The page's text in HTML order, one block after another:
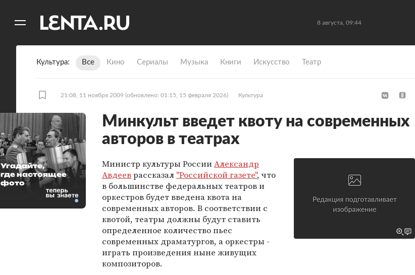
8 августа, 09:44
Культура Все Кино Сериалы Музыка Книги Искусство Театр
21:08, 11 ноября 2009 (обновлено: 01:15, 15 февраля 2026) Культура
Минкульт введет квоту на современных
авторов в театрах
Министр культуры РоссииАлександр
Авдееврассказал "Российской газете", что
в большинстве федеральных театров и
оркестров будет введена квота на
современных авторов. В соответствии с
квотой, театры должны будут ставить
определенное количество пьес
современных драматургов, а оркестры -
играть произведения ныне живущих
композиторов.
Угадайте,
где настоящее
фото